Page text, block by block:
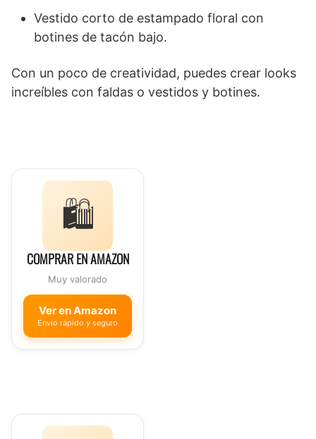
Vestido corto de estampado floral con
botines de tacón bajo.
Con un poco de creatividad, puedes crear looks
increíbles con faldas o vestidos y botines.
🛍️
COMPRAR EN AMAZON
Muy valorado
Ver en Amazon
Envío rápido y seguro